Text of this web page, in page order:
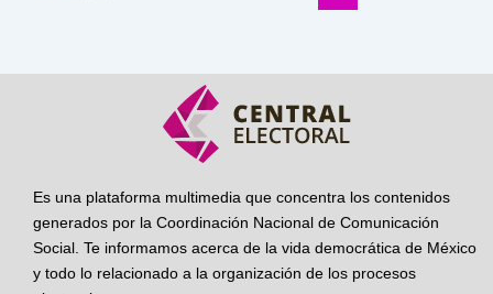
Es una plataforma multimedia que concentra los contenidos
generados por la Coordinación Nacional de Comunicación
Social. Te informamos acerca de la vida democrática de México
y todo lo relacionado a la organización de los procesos